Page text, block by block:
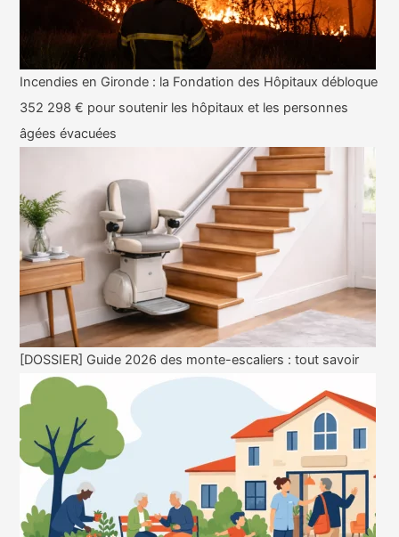
Incendies en Gironde : la Fondation des Hôpitaux débloque
352 298 € pour soutenir les hôpitaux et les personnes
âgées évacuées
[DOSSIER] Guide 2026 des monte-escaliers : tout savoir